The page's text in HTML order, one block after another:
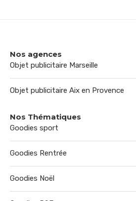
Nos agences
Objet publicitaire Marseille
Objet publicitaire Aix en Provence
Nos Thématiques
Goodies sport
Goodies Rentrée
Goodies Noël